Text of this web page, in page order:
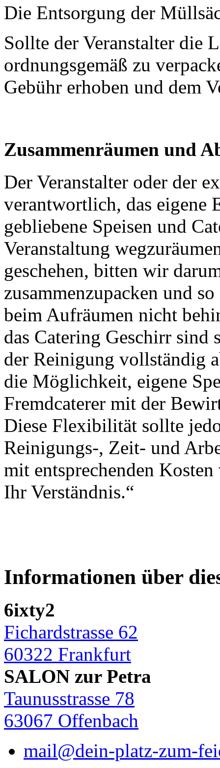
Die Entsorgung der
Sollte der Veranstalter die
ordnungsgemäß zu
Gebühr erhoben und dem
Zusammenräumen und
Der Veranstalter oder der
verantwortlich, das eigene
gebliebene Speisen und
Veranstaltung
geschehen, bitten wir
zusammenzupacken und
beim Aufräumen nicht
das Catering Geschirr sind
der Reinigung vollständig
die Möglichkeit, eigene
Fremdcaterer mit der
Diese Flexibilität sollte
Reinigungs-, Zeit- und
mit entsprechenden
Ihr Verständnis.“
Informationen über
6ixty2
Fichardstrasse 62
60322 Frankfurt
SALON zur Petra
Taunusstrasse 78
63067 Offenbach
mail@dein-platz-zum-